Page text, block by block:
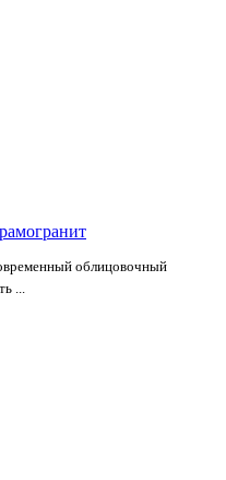
облицовочный
...